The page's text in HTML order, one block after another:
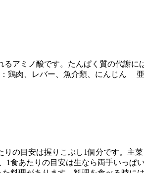
アミノ酸です。たんぱく質の代謝に
鶏肉、レバー、魚介類、にんじん
の目安は握りこぶし1個分です。主
食あたりの目安は生なら両手いっぱ